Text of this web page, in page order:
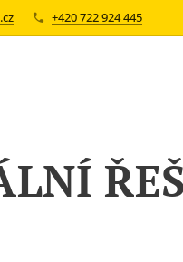
+420 722 924 445